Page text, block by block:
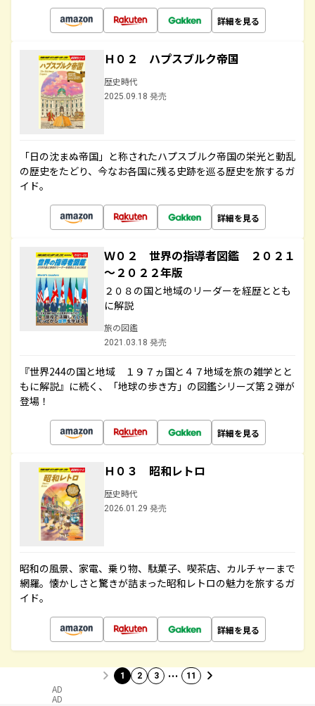
詳細を見る
Ｈ０２ ハプスブルク帝国
歴史時代
2025.09.18 発売
「日の沈まぬ帝国」と称されたハプスブルク帝国の栄光と動乱
の歴史をたどり、今なお各国に残る史跡を巡る歴史を旅するガ
イド。
詳細を見る
Ｗ０２ 世界の指導者図鑑 ２０２１
～２０２２年版
２０８の国と地域のリーダーを経歴ととも
に解説
旅の図鑑
2021.03.18 発売
『世界244の国と地域 １９７ヵ国と４７地域を旅の雑学とと
もに解説』に続く、「地球の歩き方」の図鑑シリーズ第２弾が
登場！
詳細を見る
Ｈ０３ 昭和レトロ
歴史時代
2026.01.29 発売
昭和の風景、家電、乗り物、駄菓子、喫茶店、カルチャーまで
網羅。懐かしさと驚きが詰まった昭和レトロの魅力を旅するガ
イド。
詳細を見る
1 2 3 … 11
AD
AD